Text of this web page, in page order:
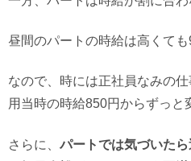
昼間のパートの時給は高くても
なので、時には正社員なみの
用当時の時給850円からずっと
さらに、 パートでは気づいた